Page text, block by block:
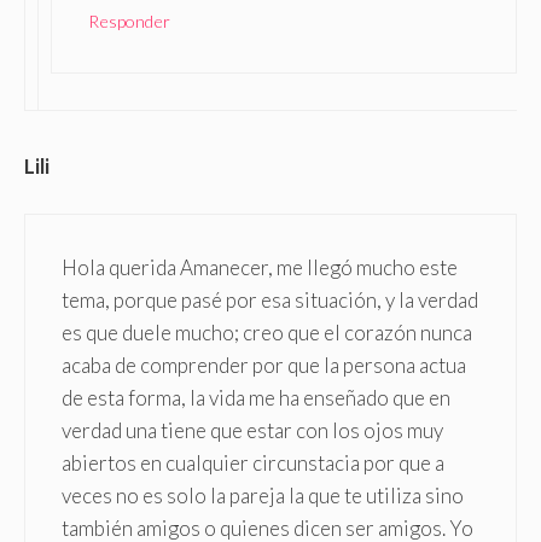
Responder
Lili
Hola querida Amanecer, me llegó mucho este
tema, porque pasé por esa situación, y la verdad
es que duele mucho; creo que el corazón nunca
acaba de comprender por que la persona actua
de esta forma, la vida me ha enseñado que en
verdad una tiene que estar con los ojos muy
abiertos en cualquier circunstacia por que a
veces no es solo la pareja la que te utiliza sino
también amigos o quienes dicen ser amigos. Yo